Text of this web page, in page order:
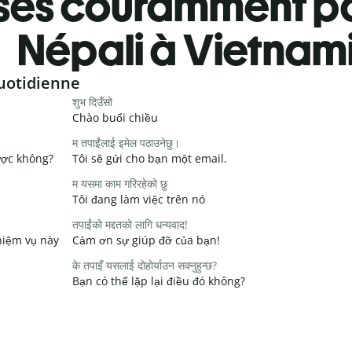
Népali à
शुभ दिउँसो
Chào buổi chiều
không?
म तपाईंलाई इमेल पठाउनेछु।
Tôi sẽ gửi cho bạn một email.
म यसमा काम गरिरहेको छु
Tôi đang làm việc trên nó
vụ này
तपाईंको मद्दतको लागि धन्यवाद!
Cảm ơn sự giúp đỡ của bạn!
के तपाइँ यसलाई दोहोर्याउन सक्नुहुन्छ?
Bạn có thể lặp lại điều đó không?